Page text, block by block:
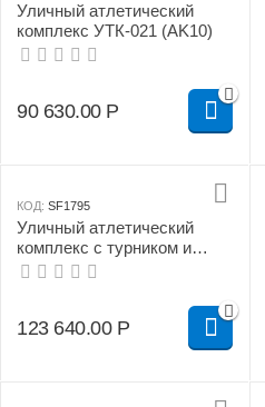
Уличный атлетический
комплекс УТК-021 (AK10)
90 630.00 Р
КОД: SF1795
Уличный атлетический
комплекс с турником и
качелями AK32-1
123 640.00 Р